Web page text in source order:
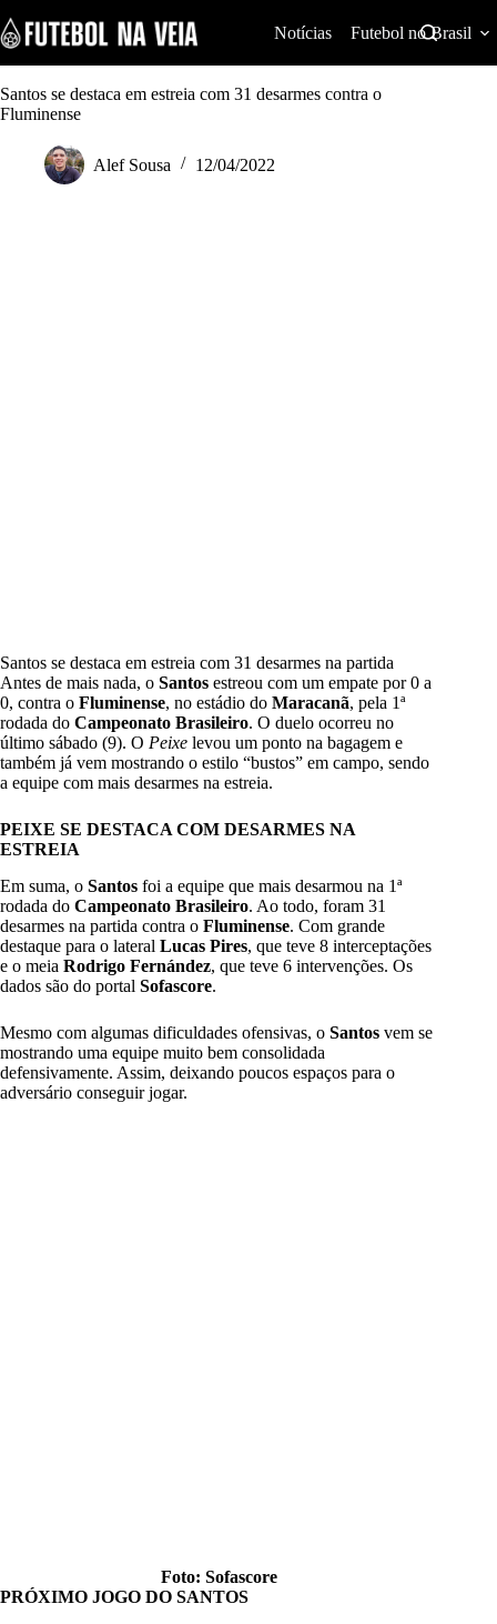
k
i
p
t
o
Notícias Futebol no Brasil
Santos se destaca em estreia com 31 desarmes contra o
Fluminense
Alef Sousa 12/04/2022
Santos se destaca em estreia com 31 desarmes na partida
Antes de mais nada, o Santos estreou com um empate por 0 a
0, contra o Fluminense, no estádio do Maracanã, pela 1ª
rodada do Campeonato Brasileiro. O duelo ocorreu no
último sábado (9). O Peixe levou um ponto na bagagem e
também já vem mostrando o estilo “bustos” em campo, sendo
a equipe com mais desarmes na estreia.
PEIXE SE DESTACA COM DESARMES NA
ESTREIA
Em suma, o Santos foi a equipe que mais desarmou na 1ª
rodada do Campeonato Brasileiro. Ao todo, foram 31
desarmes na partida contra o Fluminense. Com grande
destaque para o lateral Lucas Pires, que teve 8 interceptações
e o meia Rodrigo Fernández, que teve 6 intervenções. Os
dados são do portal Sofascore.
Mesmo com algumas dificuldades ofensivas, o Santos vem se
mostrando uma equipe muito bem consolidada
defensivamente. Assim, deixando poucos espaços para o
adversário conseguir jogar.
Foto: Sofascore
PRÓXIMO JOGO DO SANTOS